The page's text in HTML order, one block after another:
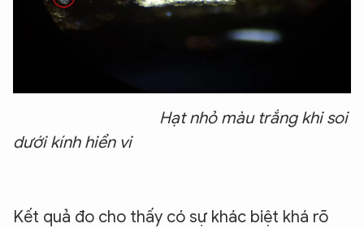
Hạt nhỏ màu trắng khi soi
dưới kính hiển vi
Kết quả đo cho thấy có sự khác biệt khá rõ